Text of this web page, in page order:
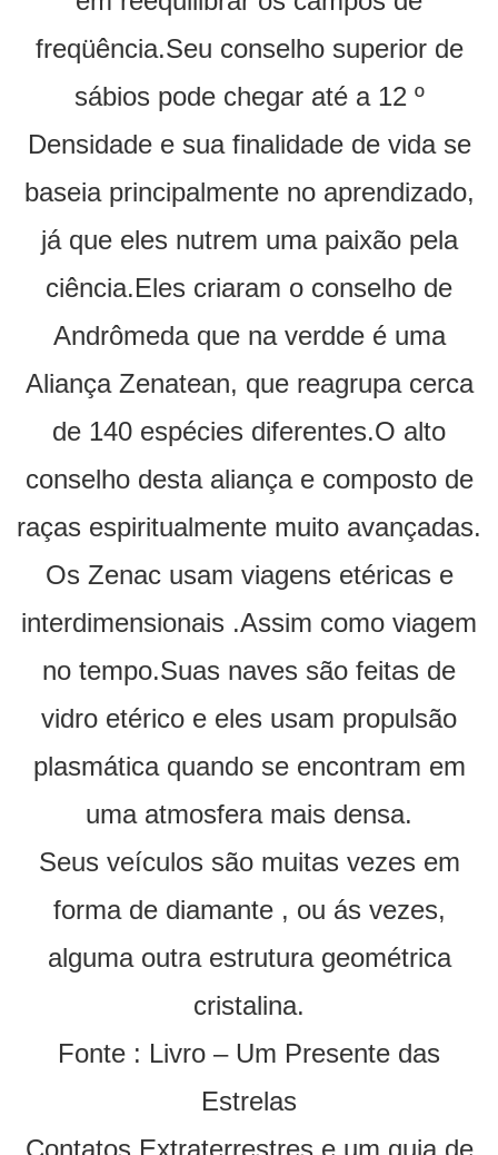
freqüência.Seu conselho superior de
sábios pode chegar até a 12 º
Densidade e sua finalidade de vida se
baseia principalmente no aprendizado,
já que eles nutrem uma paixão pela
ciência.Eles criaram o conselho de
Andrômeda que na verdde é uma
Aliança Zenatean, que reagrupa cerca
de 140 espécies diferentes.O alto
conselho desta aliança e composto de
raças espiritualmente muito avançadas.
Os Zenac usam viagens etéricas e
interdimensionais .Assim como viagem
no tempo.Suas naves são feitas de
vidro etérico e eles usam propulsão
plasmática quando se encontram em
uma atmosfera mais densa.
Seus veículos são muitas vezes em
forma de diamante , ou ás vezes,
alguma outra estrutura geométrica
cristalina.
Fonte : Livro – Um Presente das
Estrelas
Contatos Extraterrestres e um guia de